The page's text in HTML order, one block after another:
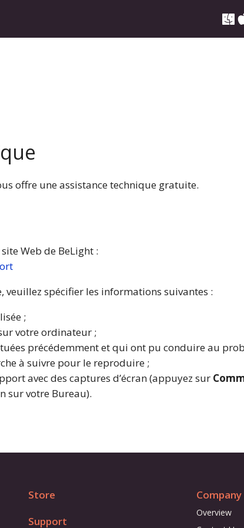
offre une assistance technique gratuite.
Web de BeLight :
veuillez spécifier les informations suivantes :
;
votre ordinateur ;
précédemment et qui ont pu conduire au
à suivre pour le reproduire ;
avec des captures d’écran (appuyez sur
sur votre Bureau).
Store
Support
Company
Overview